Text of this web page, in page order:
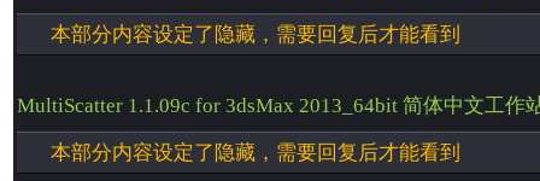
本部分内容设定了隐藏，需要回复后才能看到
MultiScatter 1.1.09c for 3dsMax 2013_64bit 简体中文工作
本部分内容设定了隐藏，需要回复后才能看到